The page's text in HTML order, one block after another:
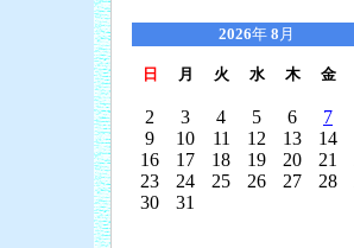
2026年 8 月
日 月 火 水 木 金
2
3 4 5 6 7
9
10 11 12 13 14
16
17 18 19 20 21
23
24 25 26 27 28
30
31